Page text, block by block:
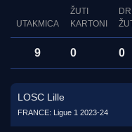
UTAKMICA
ŽUTI
KARTONI
9 0 0
LOSC Lille
FRANCE: Ligue 1 2023-24